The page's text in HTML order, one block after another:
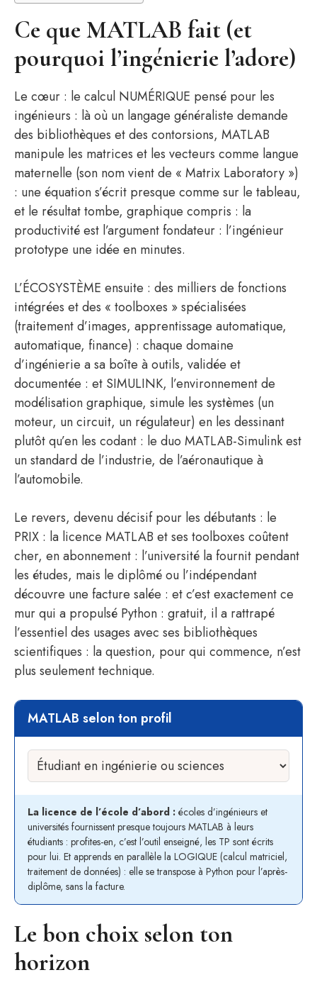
Ce que MATLAB fait (et
pourquoi l’ingénierie l’adore)
Le cœur : le calcul NUMÉRIQUE pensé pour les
ingénieurs : là où un langage généraliste demande
des bibliothèques et des contorsions, MATLAB
manipule les matrices et les vecteurs comme langue
maternelle (son nom vient de « Matrix Laboratory »)
: une équation s’écrit presque comme sur le tableau,
et le résultat tombe, graphique compris : la
productivité est l’argument fondateur : l’ingénieur
prototype une idée en minutes.
L’ÉCOSYSTÈME ensuite : des milliers de fonctions
intégrées et des « toolboxes » spécialisées
(traitement d’images, apprentissage automatique,
automatique, finance) : chaque domaine
d’ingénierie a sa boîte à outils, validée et
documentée : et SIMULINK, l’environnement de
modélisation graphique, simule les systèmes (un
moteur, un circuit, un régulateur) en les dessinant
plutôt qu’en les codant : le duo MATLAB-Simulink est
un standard de l’industrie, de l’aéronautique à
l’automobile.
Le revers, devenu décisif pour les débutants : le
PRIX : la licence MATLAB et ses toolboxes coûtent
cher, en abonnement : l’université la fournit pendant
les études, mais le diplômé ou l’indépendant
découvre une facture salée : et c’est exactement ce
mur qui a propulsé Python : gratuit, il a rattrapé
l’essentiel des usages avec ses bibliothèques
scientifiques : la question, pour qui commence, n’est
plus seulement technique.
MATLAB selon ton profil
La licence de l’école d’abord : écoles d’ingénieurs et
universités fournissent presque toujours MATLAB à leurs
étudiants : profites-en, c’est l’outil enseigné, les TP sont écrits
pour lui. Et apprends en parallèle la LOGIQUE (calcul matriciel,
traitement de données) : elle se transpose à Python pour l’après-
diplôme, sans la facture.
Le bon choix selon ton
horizon